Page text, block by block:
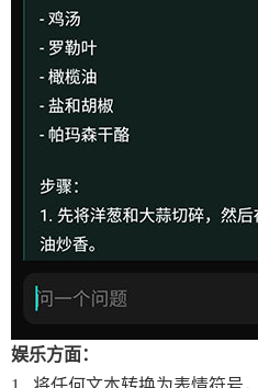
娱乐方面：